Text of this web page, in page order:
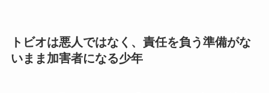
トビオは悪人ではなく、責任を負う準備がな
いまま加害者になる少年